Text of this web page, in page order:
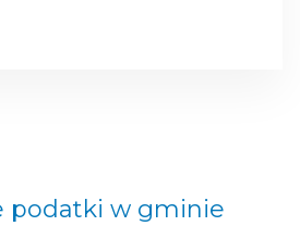
podatki w gminie